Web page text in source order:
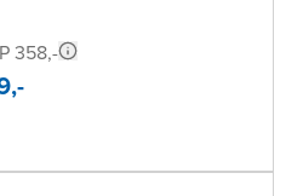
358,-